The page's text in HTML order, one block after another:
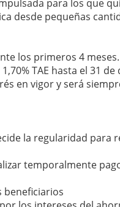
para los que
desde pequeñas
los primeros 4 meses.
TAE hasta el 31
en vigor y será
la regularidad para
temporalmente
beneficiarios